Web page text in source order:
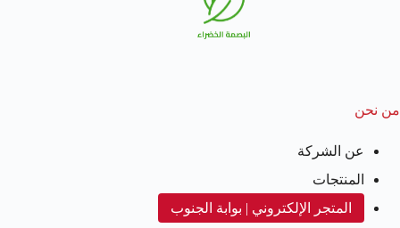
من نحن
عن الشركة
المنتجات
المتجر الإلكتروني | بوابة الجنوب